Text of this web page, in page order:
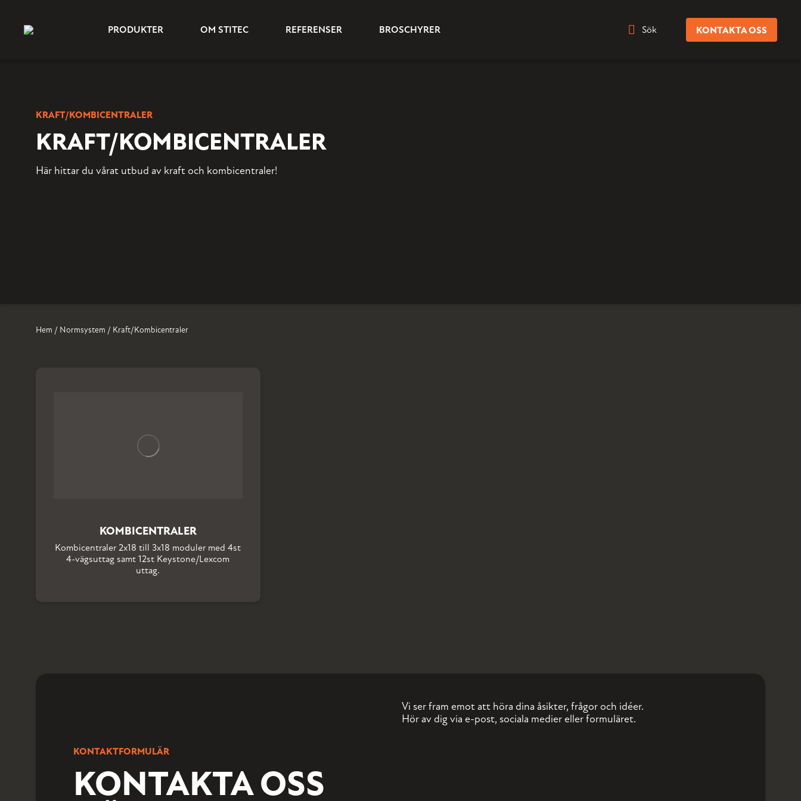
PRODUKTER OM STITEC REFERENSER BROSCHYRER Sök KONTAKTA OSS
KRAFT/KOMBICENTRALER
KRAFT/KOMBICENTRALER
Här hittar du vårat utbud av kraft och kombicentraler!
Hem / Normsystem / Kraft/Kombicentraler
KOMBICENTRALER
Kombicentraler 2x18 till 3x18 moduler med 4st
4-vägsuttag samt 12st Keystone/Lexcom
uttag.
KONTAKTFORMULÄR
KONTAKTA OSS
Vi ser fram emot att höra dina åsikter, frågor och idéer.
Hör av dig via e-post, sociala medier eller formuläret.